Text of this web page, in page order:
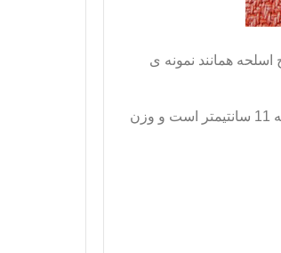
همانند نمونه ی
11 سانتیمتر است و وزن